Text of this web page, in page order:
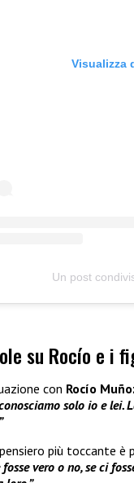
Visualizza
Un post
su Rocío e i
con Rocío
solo io e lei.
più toccante è
vero o no, se ci